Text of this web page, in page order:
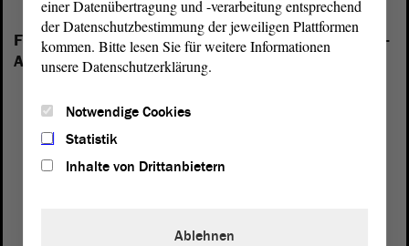
Folgende Fraktionen sind im Landtag von Sachsen-
Anhalt vertreten:
einer Datenübertragung und -verarbeitung entsprechend
der Datenschutzbestimmung der jeweiligen Plattformen
kommen. Bitte lesen Sie für weitere Informationen
unsere Datenschutzerklärung.
Notwendige Cookies
Statistik
Inhalte von Drittanbietern
Ablehnen